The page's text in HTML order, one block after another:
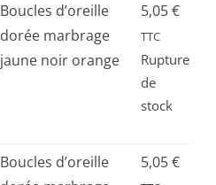
Boucles d’oreille
dorée marbrage
jaune noir orange
5,05€
TTC
Rupture
de
stock
Boucles d’oreille
5,05€